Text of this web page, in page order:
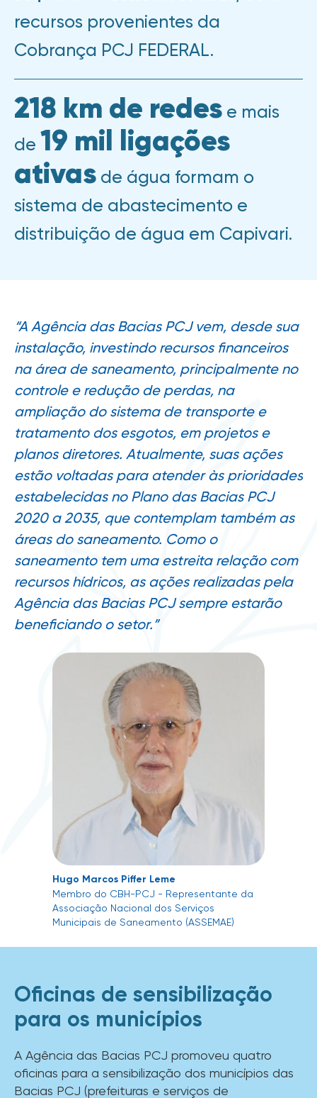
recursos provenientes da
Cobrança PCJ FEDERAL.
218 km de redes e mais
de 19 mil ligações
ativas de água formam o
sistema de abastecimento e
distribuição de água em Capivari.
“A Agência das Bacias PCJ vem, desde sua
instalação, investindo recursos financeiros
na área de saneamento, principalmente no
controle e redução de perdas, na
ampliação do sistema de transporte e
tratamento dos esgotos, em projetos e
planos diretores. Atualmente, suas ações
estão voltadas para atender às prioridades
estabelecidas no Plano das Bacias PCJ
2020 a 2035, que contemplam também as
áreas do saneamento. Como o
saneamento tem uma estreita relação com
recursos hídricos, as ações realizadas pela
Agência das Bacias PCJ sempre estarão
beneficiando o setor.”
Hugo Marcos Piffer Leme
Membro do CBH-PCJ - Representante da
Associação Nacional dos Serviços
Municipais de Saneamento (ASSEMAE)
Oficinas de sensibilização
para os municípios
A Agência das Bacias PCJ promoveu quatro
oficinas para a sensibilização dos municípios das
Bacias PCJ (prefeituras e serviços de